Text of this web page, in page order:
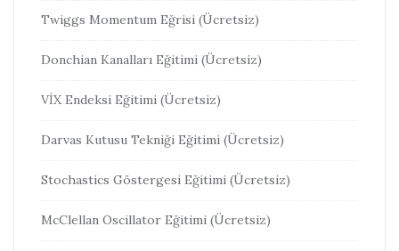
Twiggs Momentum Eğrisi (Ücretsiz)
Donchian Kanalları Eğitimi (Ücretsiz)
VİX Endeksi Eğitimi (Ücretsiz)
Darvas Kutusu Tekniği Eğitimi (Ücretsiz)
Stochastics Göstergesi Eğitimi (Ücretsiz)
McClellan Oscillator Eğitimi (Ücretsiz)